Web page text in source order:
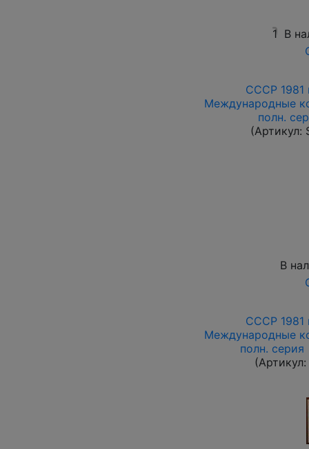
1 В
СССР 1981
Международные
полн.
(Артикул:
В
СССР 1981
Международные
полн.
(Артикул: